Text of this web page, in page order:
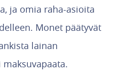
ja omia raha-asioita
Monet päätyvät
lainan